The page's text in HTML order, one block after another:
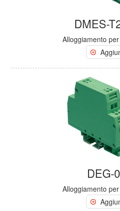
DMES-
Alloggiamento
DEG-
Alloggiamento